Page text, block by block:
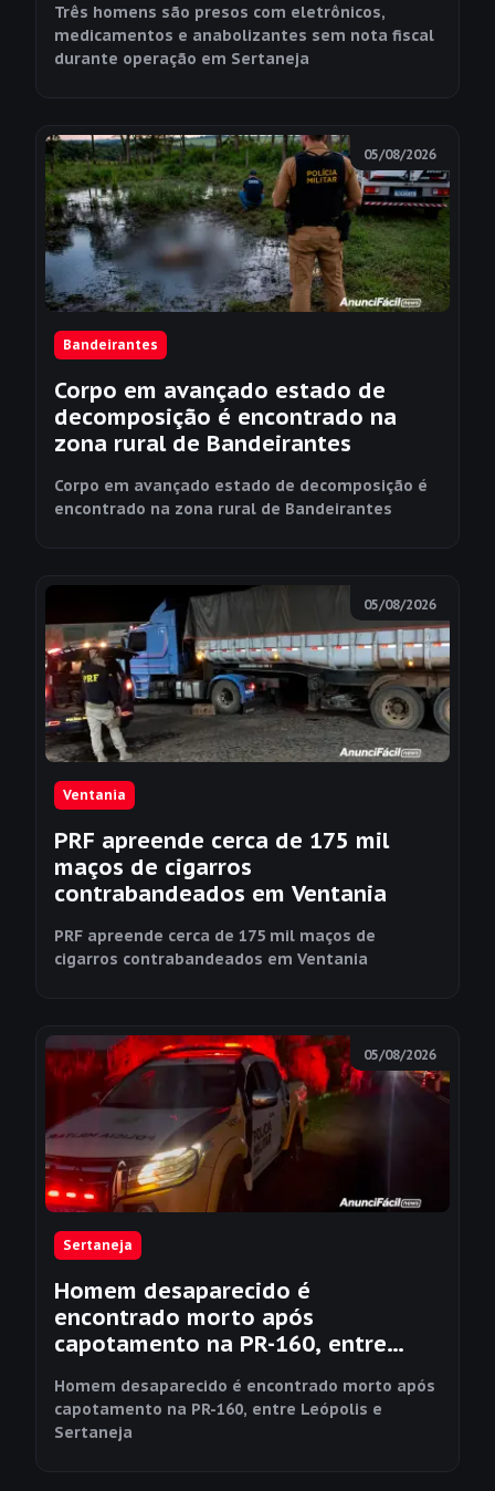
Três homens são presos com eletrônicos,
medicamentos e anabolizantes sem nota fiscal
durante operação em Sertaneja
05/08/2026
Bandeirantes
Corpo em avançado estado de
decomposição é encontrado na
zona rural de Bandeirantes
Corpo em avançado estado de decomposição é
encontrado na zona rural de Bandeirantes
05/08/2026
Ventania
PRF apreende cerca de 175 mil
maços de cigarros
contrabandeados em Ventania
PRF apreende cerca de 175 mil maços de
cigarros contrabandeados em Ventania
05/08/2026
Sertaneja
Homem desaparecido é
encontrado morto após
capotamento na PR-160, entre
Homem desaparecido é encontrado morto após
capotamento na PR-160, entre Leópolis e
Sertaneja